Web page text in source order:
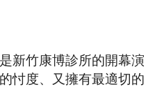
新竹康博診所的開幕演
忖度、又擁有最適切的